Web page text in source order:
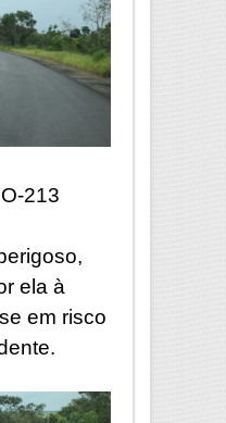
213
ela à
em risco